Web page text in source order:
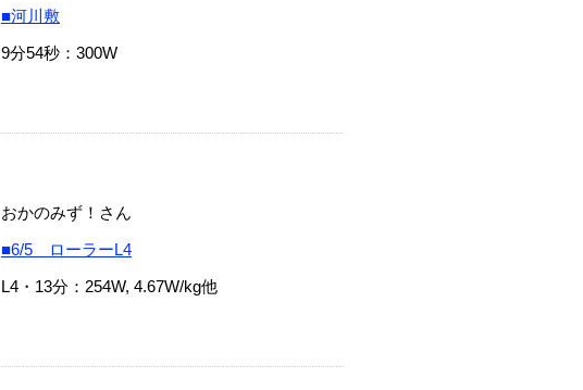
■河川敷
9分54秒：300W
おかのみず！さん
■6/5 ローラーL4
L4・13分：254W, 4.67W/kg他